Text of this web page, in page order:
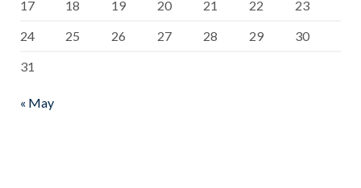
17
18 19 20 21 22
23
24
25 26 27 28 29
30
31
« May